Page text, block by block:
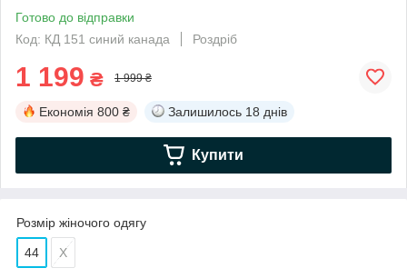
Готово до відправки
Код: КД 151 синий канада
Роздріб
1 199 ₴ 1 999 ₴
Економія 800 ₴ Залишилось 18 днів
Купити
Розмір жіночого одягу
44 Х